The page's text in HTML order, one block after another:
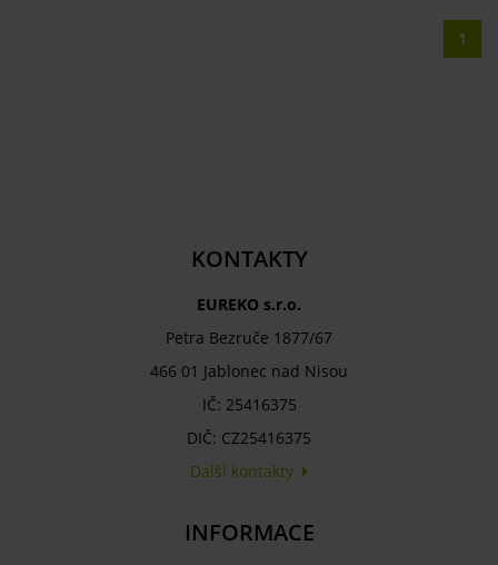
1
KONTAKTY
EUREKO s.r.o.
Petra Bezruče 1877/67
466 01 Jablonec nad Nisou
IČ: 25416375
DIČ: CZ25416375
Další kontakty
INFORMACE